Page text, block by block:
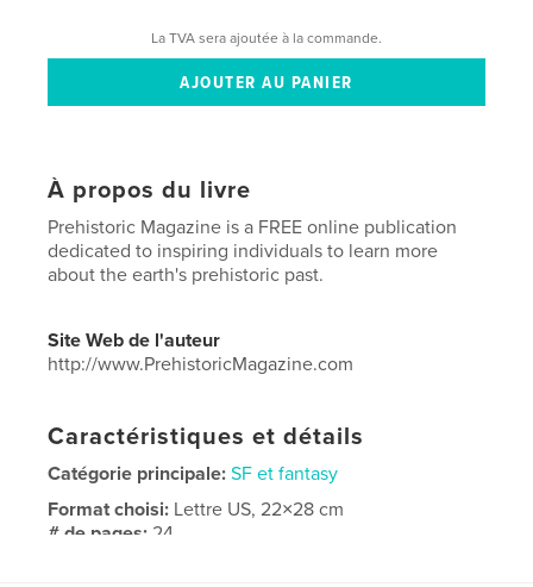
La TVA sera ajoutée à la commande.
À propos du livre
Prehistoric Magazine is a FREE online publication
dedicated to inspiring individuals to learn more
about the earth's prehistoric past.
Site Web de l'auteur
http://www.PrehistoricMagazine.com
Caractéristiques et détails
Catégorie principale: SF et fantasy
Format choisi: Lettre US, 22×28 cm
# de pages: 24